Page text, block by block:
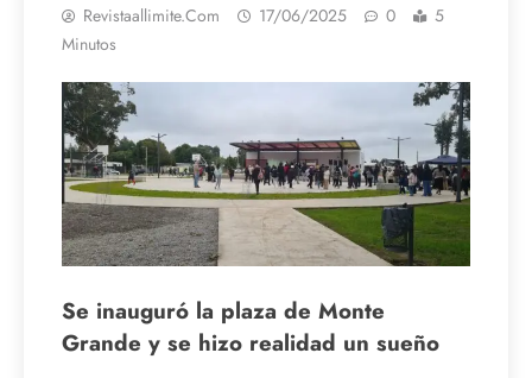
Revistaallimite.com 17/06/2025 0
5
Minutos
Se inauguró la plaza de Monte
Grande y se hizo realidad un sueño